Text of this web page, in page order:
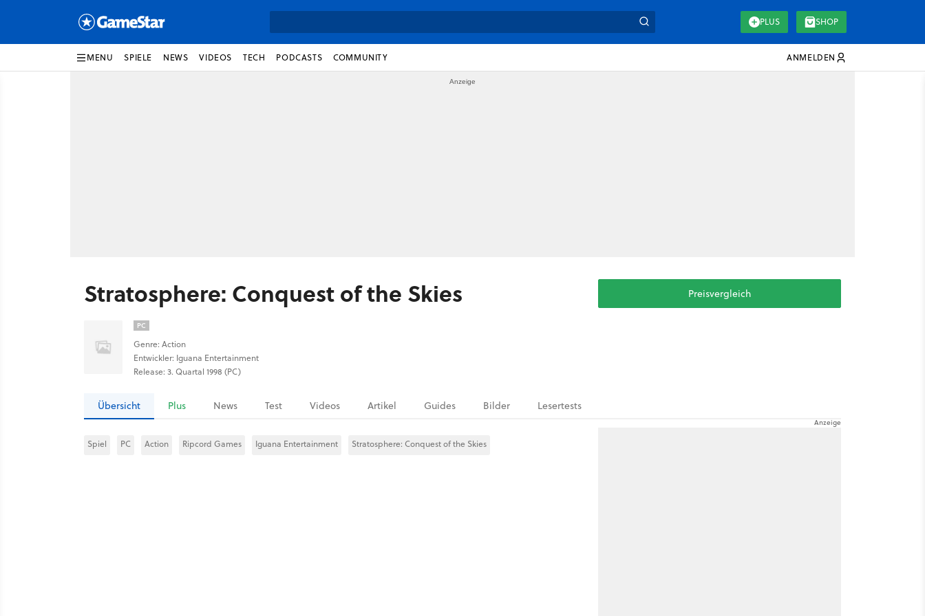
PLUS SHOP
MENU SPIELE NEWS VIDEOS TECH PODCASTS COMMUNITY ANMELDEN
Stratosphere: Conquest of the Skies
PC
Genre: Action
Entwickler: Iguana Entertainment
Release: 3. Quartal 1998 (PC)
Preisvergleich
Übersicht Plus News Test Videos Artikel Guides Bilder Lesertests
Spiel PC Action Ripcord Games Iguana Entertainment Stratosphere: Conquest of the Skies